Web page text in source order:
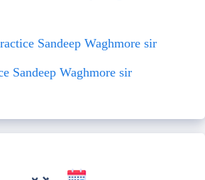
Sandeep Waghmore sir
Sandeep Waghmore sir